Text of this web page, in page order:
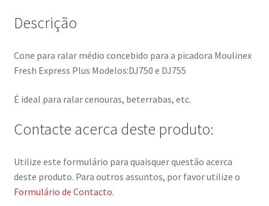
Descrição
Cone para ralar médio concebido para a picadora Moulinex
Fresh Express Plus Modelos:DJ750 e DJ755
É ideal para ralar cenouras, beterrabas, etc.
Contacte acerca deste produto:
Utilize este formulário para quaisquer questão acerca
deste produto. Para outros assuntos, por favor utilize o
Formulário de Contacto.